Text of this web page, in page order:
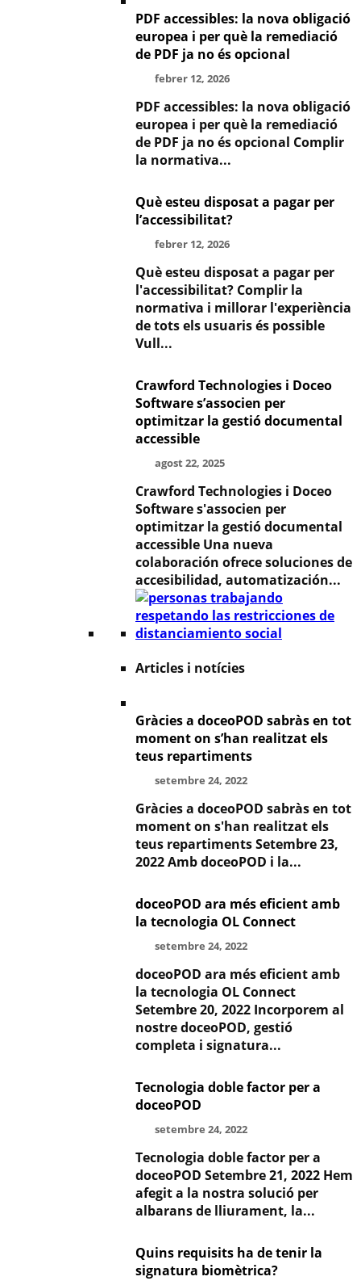
PDF accessibles: la nova obligació
europea i per què la remediació
de PDF ja no és opcional
febrer 12, 2026
PDF accessibles: la nova obligació
europea i per què la remediació
de PDF ja no és opcional Complir
la normativa...
Què esteu disposat a pagar per
l’accessibilitat?
febrer 12, 2026
Què esteu disposat a pagar per
l'accessibilitat? Complir la
normativa i millorar l'experiència
de tots els usuaris és possible
Vull...
Crawford Technologies i Doceo
Software s’associen per
optimitzar la gestió documental
accessible
agost 22, 2025
Crawford Technologies i Doceo
Software s'associen per
optimitzar la gestió documental
accessible Una nueva
colaboración ofrece soluciones de
accesibilidad, automatización...
Articles i notícies
Gràcies a doceoPOD sabràs en tot
moment on s’han realitzat els
teus repartiments
setembre 24, 2022
Gràcies a doceoPOD sabràs en tot
moment on s'han realitzat els
teus repartiments Setembre 23,
2022 Amb doceoPOD i la...
doceoPOD ara més eficient amb
la tecnologia OL Connect
setembre 24, 2022
doceoPOD ara més eficient amb
la tecnologia OL Connect
Setembre 20, 2022 Incorporem al
nostre doceoPOD, gestió
completa i signatura...
Tecnologia doble factor per a
doceoPOD
setembre 24, 2022
Tecnologia doble factor per a
doceoPOD Setembre 21, 2022 Hem
afegit a la nostra solució per
albarans de lliurament, la...
Quins requisits ha de tenir la
signatura biomètrica?